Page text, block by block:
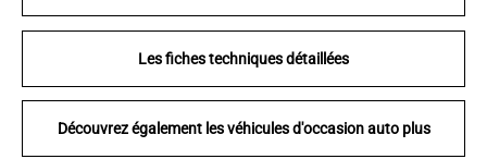
Les fiches techniques détaillées
Découvrez également les véhicules d'occasion auto plus